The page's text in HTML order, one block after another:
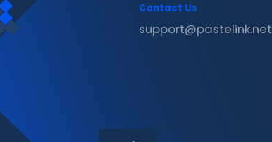
Contact Us
support@pastelink.net